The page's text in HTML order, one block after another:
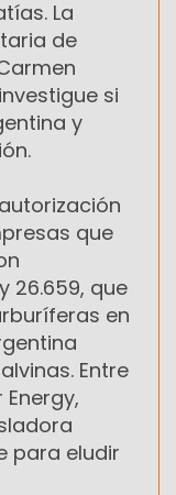
La
de
si
y
que
26.659, que
en
Entre
para eludir